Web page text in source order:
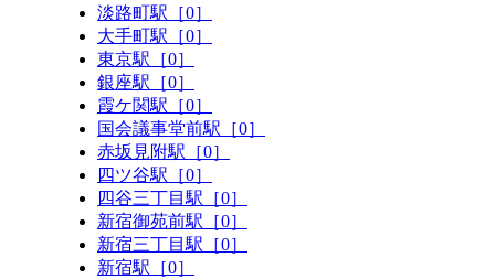
淡路町駅［0］
大手町駅［0］
東京駅［0］
銀座駅［0］
霞ケ関駅［0］
国会議事堂前駅［0］
赤坂見附駅［0］
四ツ谷駅［0］
四谷三丁目駅［0］
新宿御苑前駅［0］
新宿三丁目駅［0］
新宿駅［0］